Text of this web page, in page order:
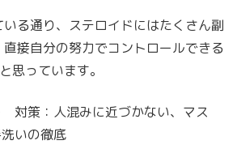
る通り、ステロイドにはたくさん副
接自分の努力でコントロールできる
思っています。
策：人混みに近づかない、マス
いの徹底